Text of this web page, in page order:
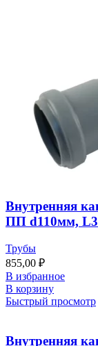
Внутренняя
ПП d110мм,
Трубы
855,00 ₽
В избранное
В корзину
Быстрый просмотр
Внутренняя